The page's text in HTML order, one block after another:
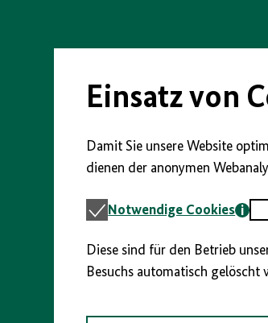
Seiteninhalt
Einsatz von
Damit Sie unsere Website
dienen der anonymen
Notwendige
Notwendige Cookies
Diese sind für den Betrieb
Besuchs automatisch gelöscht